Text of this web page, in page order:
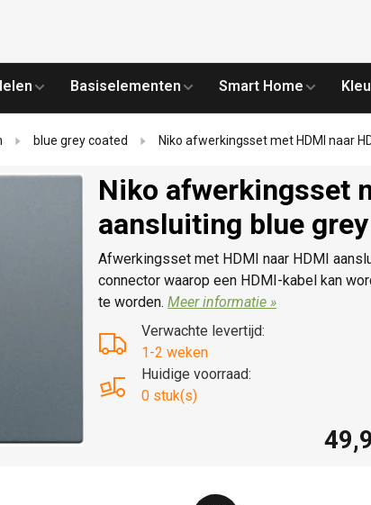
Basiselementen Smart Home
blue grey coated Niko afwerkingsset met HDMI naar
Niko afwerkingsset
aansluiting blue
Afwerkingsset met HDMI naar HDMI
connector waarop een HDMI-kabel kan
te worden.Meer informatie »
Verwachte levertijd:
1-2 weken
Huidige voorraad:
0 stuk(s)